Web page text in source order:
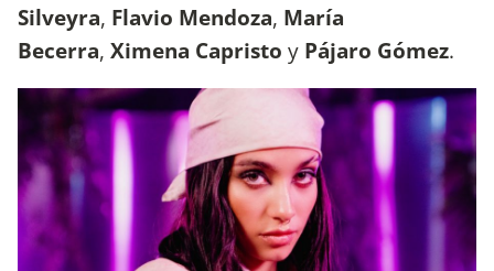
Silveyra, Flavio Mendoza, María
Becerra, Ximena Capristo y Pájaro Gómez.